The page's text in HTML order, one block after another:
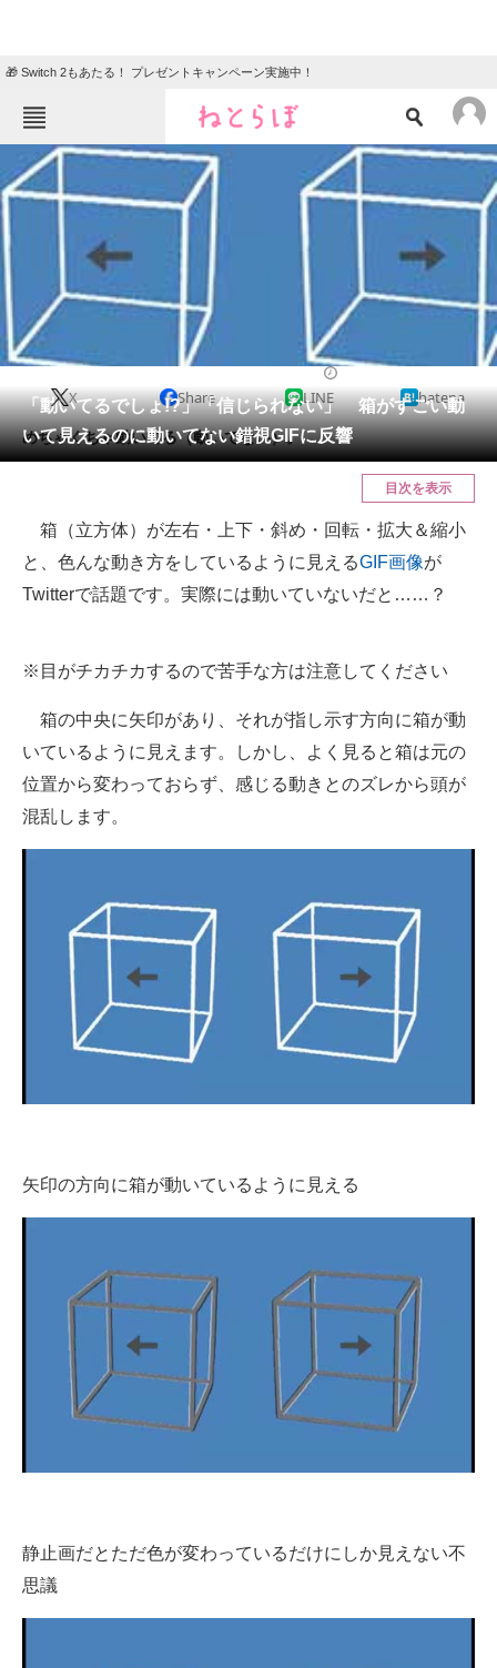
🎁 Switch 2もあたる！ プレゼントキャンペーン実施中！
ねとらぼメニュー
TOP ニュース
住まい
動物 リサーチ
会員記事
メディア
ITの今と未来を見通す
スマホと通信の最新トレンド
AI活用のいまが分かる
企業ITのトレンドを詳説
マーケ×ITの今がよく分かる
ITエンジニア向け専門サイト
企業向けIT製品の総合サイト
IT製品の技術・比較・事例
エネルギーの専門メディア
建設×テクノロジーの最前線
ちょっと気になるネットの話題
「動いてるでしょ!?」「信じられない」 箱がすごい動
いて見えるのに動いてない錯視GIFに反響
X Share LINE hatena
めちゃくちゃ動いてる（動いてない）。
目次を表示
箱（立方体）が左右・上下・斜め・回転・拡大＆縮小
と、色んな動き方をしているように見えるGIF画像が
Twitterで話題です。実際には動いていないだと……？
※目がチカチカするので苦手な方は注意してください
箱の中央に矢印があり、それが指し示す方向に箱が動
いているように見えます。しかし、よく見ると箱は元の
位置から変わっておらず、感じる動きとのズレから頭が
混乱します。
矢印の方向に箱が動いているように見える
静止画だとただ色が変わっているだけにしか見えない不
思議